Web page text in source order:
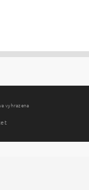
vyhrazena